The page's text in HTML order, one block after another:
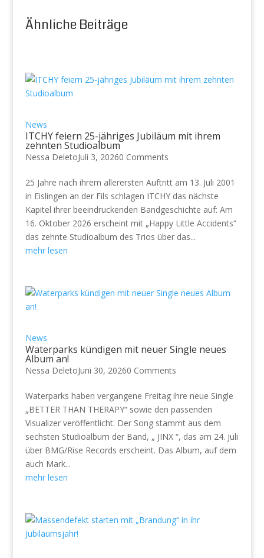
Ähnliche Beiträge
News
ITCHY feiern 25-jähriges Jubiläum mit ihrem
zehnten Studioalbum
Nessa DeletoJuli 3, 20260 Comments
25 Jahre nach ihrem allerersten Auftritt am 13. Juli 2001
in Eislingen an der Fils schlagen ITCHY das nächste
Kapitel ihrer beeindruckenden Bandgeschichte auf: Am
16. Oktober 2026 erscheint mit „Happy Little Accidents“
das zehnte Studioalbum des Trios über das...
mehr lesen
News
Waterparks kündigen mit neuer Single neues
Album an!
Nessa DeletoJuni 30, 20260 Comments
Waterparks haben vergangene Freitag ihre neue Single
„BETTER THAN THERAPY“ sowie den passenden
Visualizer veröffentlicht. Der Song stammt aus dem
sechsten Studioalbum der Band, „ JINX “, das am 24. Juli
über BMG/Rise Records erscheint. Das Album, auf dem
auch Mark...
mehr lesen